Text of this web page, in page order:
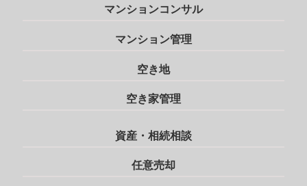
マンションコンサル
マンション管理
空き地
空き家管理
資産・相続相談
任意売却